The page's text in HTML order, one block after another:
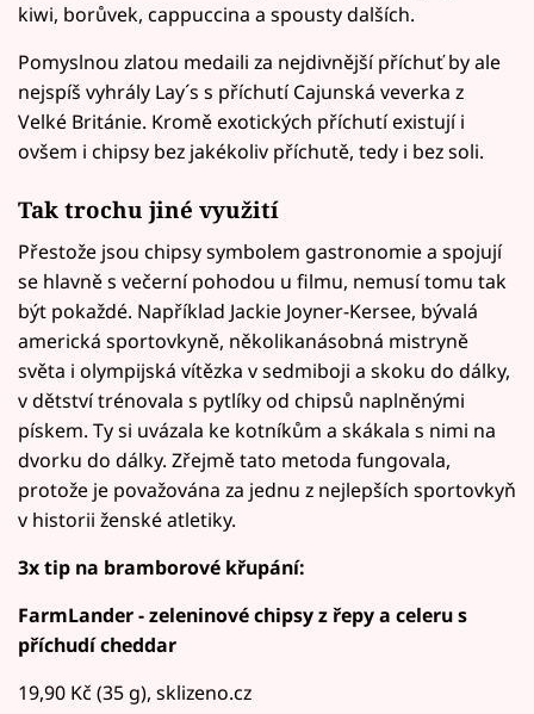
kiwi, borůvek, cappuccina a spousty dalších.
Pomyslnou zlatou medaili za nejdivnější příchuť by ale
nejspíš vyhrály Lay´s s příchutí Cajunská veverka z
Velké Británie. Kromě exotických příchutí existují i
ovšem i chipsy bez jakékoliv příchutě, tedy i bez soli.
Tak trochu jiné využití
Přestože jsou chipsy symbolem gastronomie a spojují
se hlavně s večerní pohodou u filmu, nemusí tomu tak
být pokaždé. Například Jackie Joyner-Kersee, bývalá
americká sportovkyně, několikanásobná mistryně
světa i olympijská vítězka v sedmiboji a skoku do dálky,
v dětství trénovala s pytlíky od chipsů naplněnými
pískem. Ty si uvázala ke kotníkům a skákala s nimi na
dvorku do dálky. Zřejmě tato metoda fungovala,
protože je považována za jednu z nejlepších sportovkyň
v historii ženské atletiky.
3x tip na bramborové křupání:
FarmLander - zeleninové chipsy z řepy a celeru s
příchudí cheddar
19,90 Kč (35 g), sklizeno.cz